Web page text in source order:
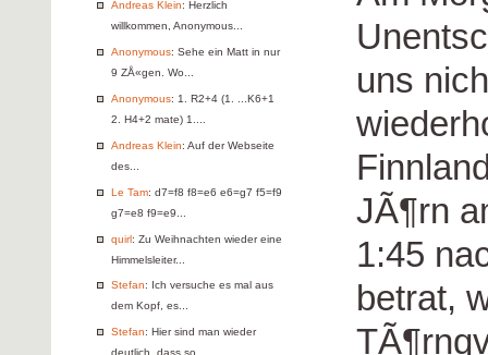
Andreas Klein: Herzlich
willkommen, Anonymous...
Anonymous: Sehe ein Matt in nur
9 ZÅ«gen. Wo...
Anonymous: 1. R2+4 (1. ...K6+1
2. H4+2 mate) 1....
Andreas Klein: Auf der Webseite
des...
Le Tam: d7=f8 f8=e6 e6=g7 f5=f9
g7=e8 f9=e9...
quirl: Zu Weihnachten wieder eine
Himmelsleiter...
Stefan: Ich versuche es mal aus
dem Kopf, es...
Stefan: Hier sind man wieder
uns
JÃ¶rn
1:45
betrat,